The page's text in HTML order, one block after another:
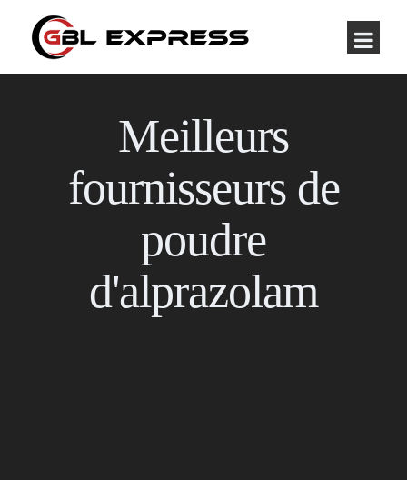
Meilleurs
fournisseurs de
poudre
d'alprazolam